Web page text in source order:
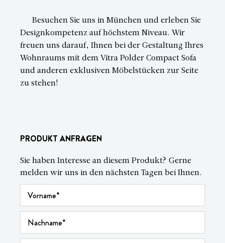
Besuchen Sie uns in München und erleben Sie
Designkompetenz auf höchstem Niveau. Wir
freuen uns darauf, Ihnen bei der Gestaltung Ihres
Wohnraums mit dem Vitra Polder Compact Sofa
und anderen exklusiven Möbelstücken zur Seite
zu stehen!
PRODUKT ANFRAGEN
Sie haben Interesse an diesem Produkt? Gerne
melden wir uns in den nächsten Tagen bei Ihnen.